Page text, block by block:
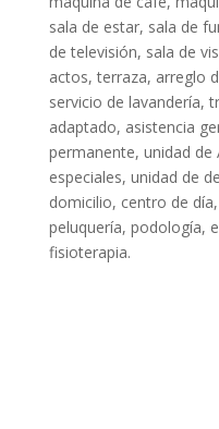
sala de estar, sala de
de televisión, sala de
actos, terraza, arreglo
servicio de lavandería,
adaptado, asistencia
permanente, unidad de
especiales, unidad de
domicilio, centro de
peluquería, podología,
fisioterapia.